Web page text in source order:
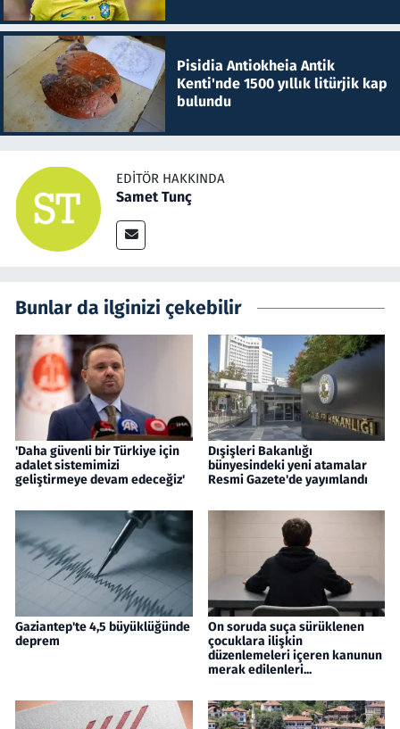
Pisidia Antiokheia Antik
Kenti'nde 1500 yıllık litürjik kap
bulundu
EDITÖR HAKKINDA
Samet Tunç
Bunlar da ilginizi çekebilir
'Daha güvenli bir Türkiye için
adalet sistemimizi
geliştirmeye devam edeceğiz'
Dışişleri Bakanlığı
bünyesindeki yeni atamalar
Resmi Gazete'de yayımlandı
Gaziantep'te 4,5 büyüklüğünde
deprem
On soruda suça sürüklenen
çocuklara ilişkin
düzenlemeleri içeren kanunun
merak edilenleri...